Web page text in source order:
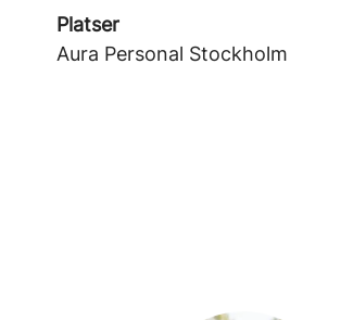
Platser
Aura Personal Stockholm